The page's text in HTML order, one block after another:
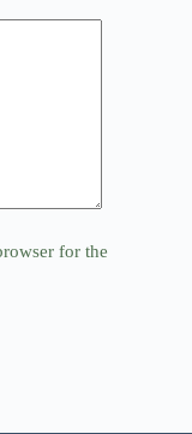
for the